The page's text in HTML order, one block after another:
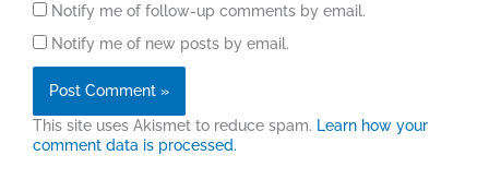
Notify me of follow-up comments by email.
Notify me of new posts by email.
This site uses Akismet to reduce spam. Learn how your
comment data is processed.